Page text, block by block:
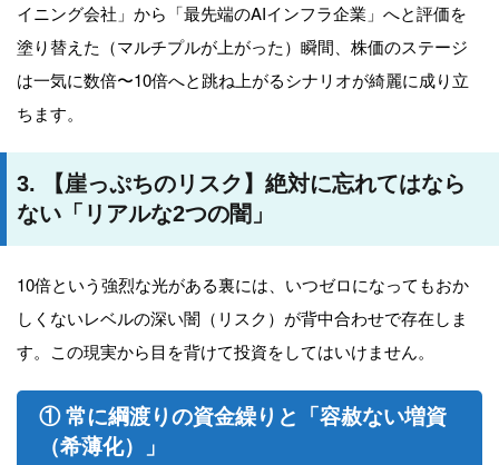
イニング会社」から「最先端のAIインフラ企業」へと評価を
塗り替えた（マルチプルが上がった）瞬間、株価のステージ
は一気に数倍〜10倍へと跳ね上がるシナリオが綺麗に成り立
ちます。
3. 【崖っぷちのリスク】絶対に忘れてはなら
ない「リアルな2つの闇」
10倍という強烈な光がある裏には、いつゼロになってもおか
しくないレベルの深い闇（リスク）が背中合わせで存在しま
す。この現実から目を背けて投資をしてはいけません。
① 常に綱渡りの資金繰りと「容赦ない増資
（希薄化）」